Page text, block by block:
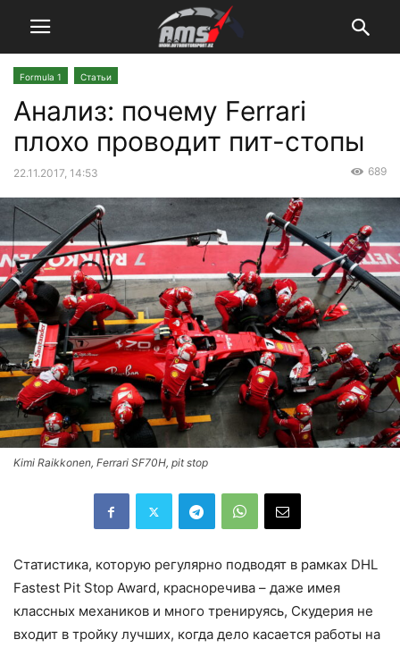
Formula 1 Статьи
Анализ: почему Ferrari
плохо проводит пит-стопы
22.11.2017, 14:53 689
Kimi Raikkonen, Ferrari SF70H, pit stop
Статистика, которую регулярно подводят в рамках DHL
Fastest Pit Stop Award, красноречива – даже имея
классных механиков и много тренируясь, Скудерия не
входит в тройку лучших, когда дело касается работы на